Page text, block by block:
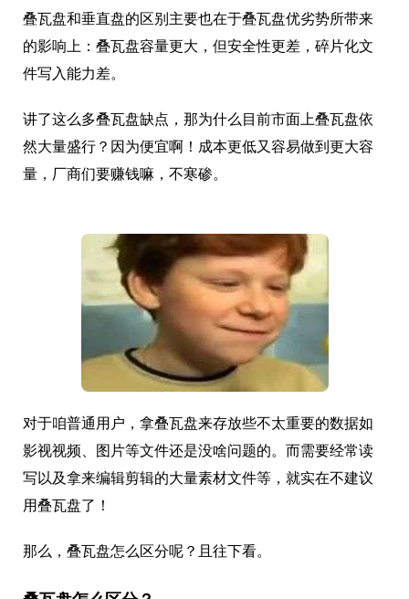
叠瓦盘和垂直盘的区别主要也在于叠瓦盘优劣势所带来
的影响上：叠瓦盘容量更大，但安全性更差，碎片化文
件写入能力差。
讲了这么多叠瓦盘缺点，那为什么目前市面上叠瓦盘依
然大量盛行？因为便宜啊！成本更低又容易做到更大容
量，厂商们要赚钱嘛，不寒碜。
对于咱普通用户，拿叠瓦盘来存放些不太重要的数据如
影视视频、图片等文件还是没啥问题的。而需要经常读
写以及拿来编辑剪辑的大量素材文件等，就实在不建议
用叠瓦盘了！
那么，叠瓦盘怎么区分呢？且往下看。